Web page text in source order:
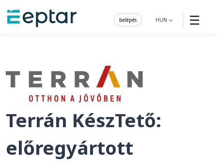
☰
HUN
belépés
Terrán KészTető:
előregyártott